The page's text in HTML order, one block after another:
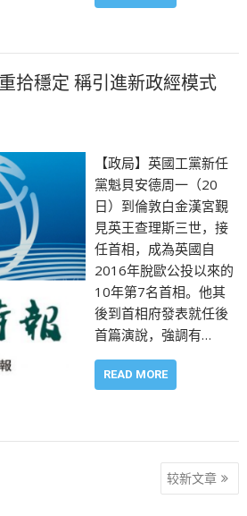
拾穩定 稱引進新政經模式
【政局】英國工黨新任
黨魁貝安德周一（20
日）到倫敦白金漢宮覲
見英王查理斯三世，接
任首相，成為英國自
2016年脫歐公投以來的
10年第7名首相。他其
後到首相府發表就任後
首篇演說，強調有…
READ MORE
较新文章